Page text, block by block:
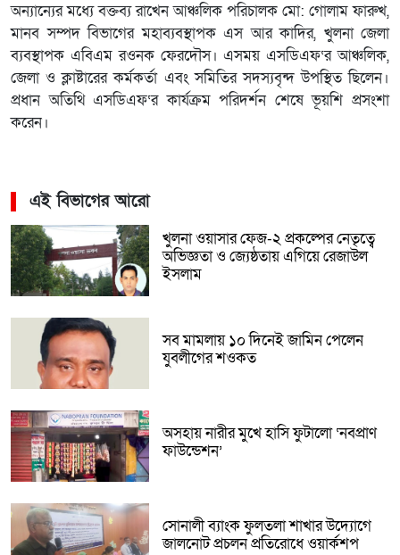
অন্যান্যের মধ্যে বক্তব্য রাখেন আঞ্চলিক পরিচালক মো: গোলাম ফারুখ,
মানব সম্পদ বিভাগের মহাব্যবস্থাপক এস আর কাদির, খুলনা জেলা
ব্যবস্থাপক এবিএম রওনক ফেরদৌস। এসময় এসডিএফ‘র আঞ্চলিক,
জেলা ও ক্লাষ্টারের কর্মকর্তা এবং সমিতির সদস্যবৃন্দ উপস্থিত ছিলেন।
প্রধান অতিথি এসডিএফ‘র কার্যক্রম পরিদর্শন শেষে ভূয়শি প্রসংশা
করেন।
এই বিভাগের আরো
খুলনা ওয়াসার ফেজ-২ প্রকল্পের নেতৃত্বে
অভিজ্ঞতা ও জ্যেষ্ঠতায় এগিয়ে রেজাউল
ইসলাম
সব মামলায় ১০ দিনেই জামিন পেলেন
যুবলীগের শওকত
অসহায় নারীর মুখে হাসি ফুটালো ‘নবপ্রাণ
ফাউন্ডেশন’
সোনালী ব্যাংক ফুলতলা শাখার উদ্যোগে
জালনোট প্রচলন প্রতিরোধে ওয়ার্কশপ